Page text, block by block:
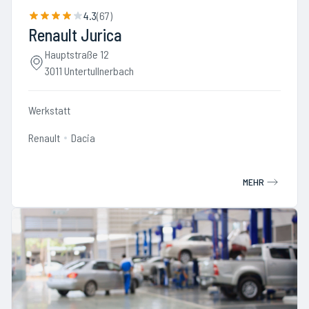
4.3(67)
Renault Jurica
Hauptstraße 12
3011 Untertullnerbach
Werkstatt
Renault Dacia
MEHR